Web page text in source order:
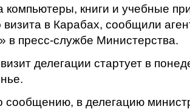
компьютеры, книги и учебные
визита в Карабах, сообщили
в пресс-службе Министерства.
делегации стартует в
сообщению, в делегацию